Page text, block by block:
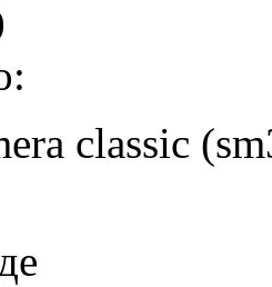
classic